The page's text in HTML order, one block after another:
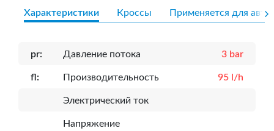
Характеристики Кроссы Применяется для авто
pr: Давление потока 3 bar
fl: Производительность 95 l/h
Электрический ток
Напряжение